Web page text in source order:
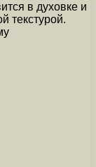
в духовке и
текстурой.